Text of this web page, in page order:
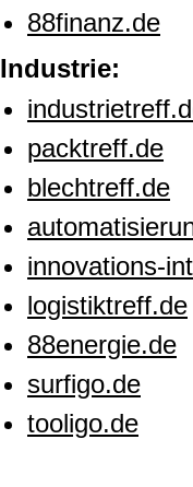
88finanz.de
Industrie:
packtreff.de
blechtreff.de
innovations-
logistiktreff.de
88energie.de
surfigo.de
tooligo.de